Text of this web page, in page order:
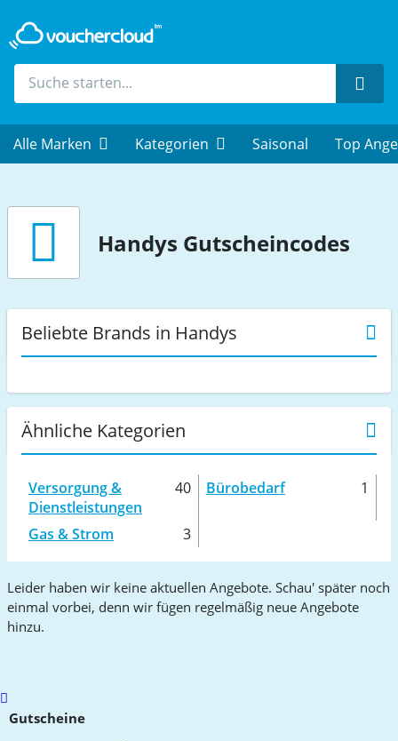
Alle Marken Kategorien Saisonal Top
Handys Gutscheincodes
Beliebte Brands in Handys
Ähnliche Kategorien
Versorgung &
Dienstleistungen
40 Bürobedarf 1
Gas & Strom 3
Leider haben wir keine aktuellen Angebote. Schau' später noch
einmal vorbei, denn wir fügen regelmäßig neue Angebote
hinzu.
Scroll
toGutscheine